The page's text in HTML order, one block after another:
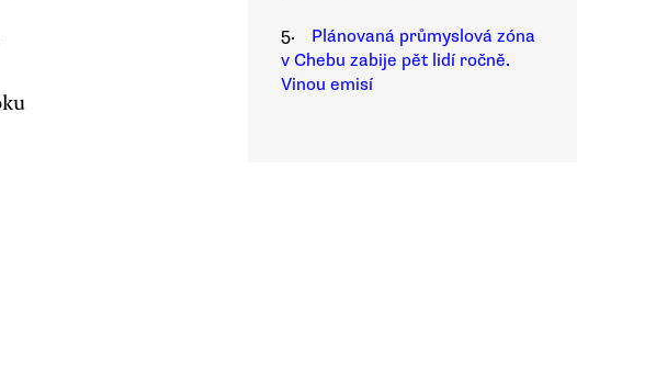
5.
Plánovaná průmyslová zóna
v Chebu zabije pět lidí ročně.
Vinou emisí